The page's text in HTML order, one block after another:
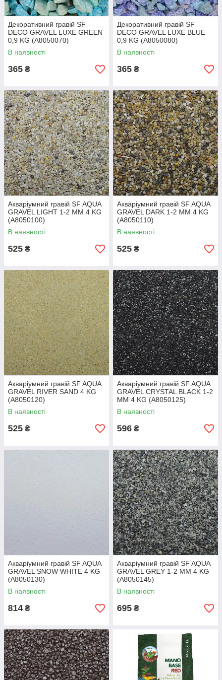
Декоративний гравій SF
DECO GRAVEL LUXE GREEN
0,9 KG (A8050070)
В наявності
365 ₴
Декоративний гравій SF
DECO GRAVEL LUXE BLUE
0,9 KG (A8050080)
В наявності
365 ₴
Акваріумний гравій SF AQUA
GRAVEL LIGHT 1-2 MM 4 KG
(A8050100)
В наявності
525 ₴
Акваріумний гравій SF AQUA
GRAVEL DARK 1-2 MM 4 KG
(A8050110)
В наявності
525 ₴
Акваріумний гравій SF AQUA
GRAVEL RIVER SAND 4 KG
(A8050120)
В наявності
525 ₴
Акваріумний гравій SF AQUA
GRAVEL CRYSTAL BLACK 1-2
MM 4 KG (A8050125)
В наявності
596 ₴
Акваріумний гравій SF AQUA
GRAVEL SNOW WHITE 4 KG
(A8050130)
В наявності
814 ₴
Акваріумний гравій SF AQUA
GRAVEL GREY 1-2 MM 4 KG
(A8050145)
В наявності
695 ₴